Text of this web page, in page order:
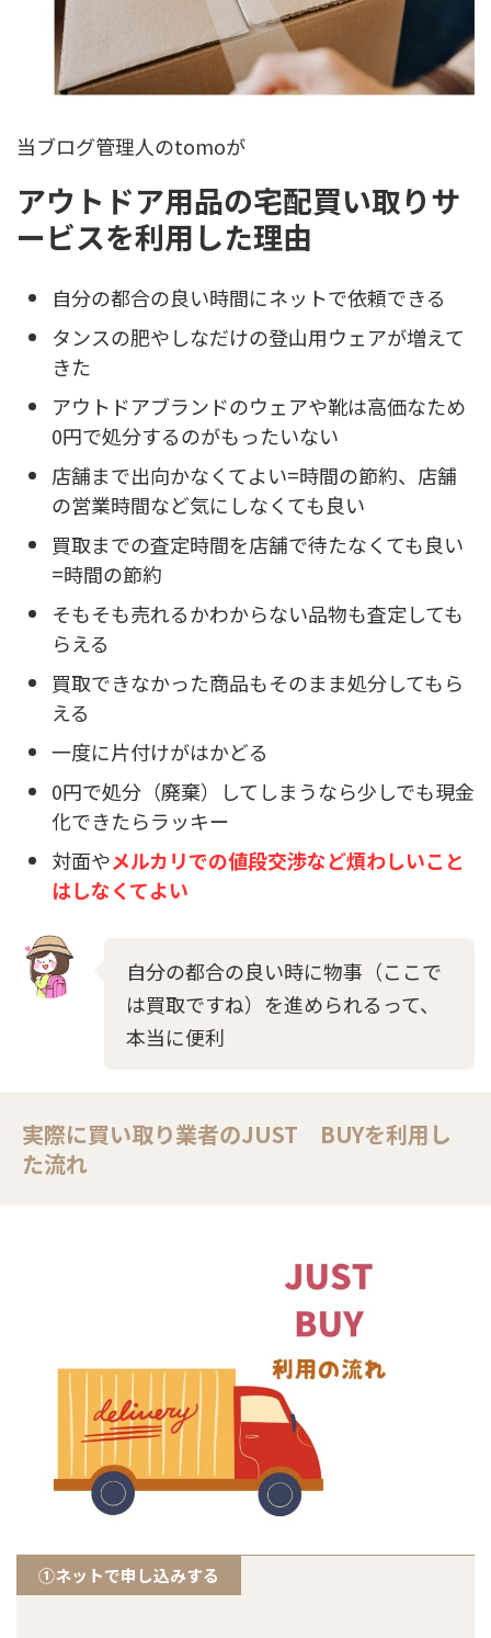
当ブログ管理人のtomoが
アウトドア用品の宅配買い取りサ
ービスを利用した理由
自分の都合の良い時間にネットで依頼できる
タンスの肥やしなだけの登山用ウェアが増えて
きた
アウトドアブランドのウェアや靴は高価なため
0円で処分するのがもったいない
店舗まで出向かなくてよい=時間の節約、店舗
の営業時間など気にしなくても良い
買取までの査定時間を店舗で待たなくても良い
=時間の節約
そもそも売れるかわからない品物も査定しても
らえる
買取できなかった商品もそのまま処分してもら
える
一度に片付けがはかどる
0円で処分（廃棄）してしまうなら少しでも現金
化できたらラッキー
対面やメルカリでの値段交渉など煩わしいこと
はしなくてよい
自分の都合の良い時に物事（ここで
は買取ですね）を進められるって、
本当に便利
実際に買い取り業者のJUST BUYを利用し
た流れ
①ネットで申し込みする